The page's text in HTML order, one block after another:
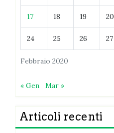
Febbraio 2020
17 18 19 20
24 25 26 27
« Gen Mar »
Articoli recenti